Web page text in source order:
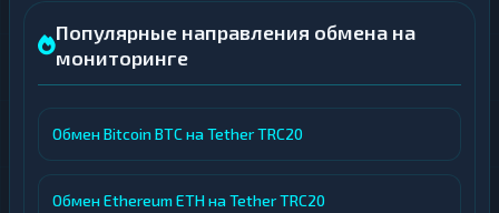
Популярные направления обмена на
мониторинге
Обмен Bitcoin BTC на Tether TRC20
Обмен Ethereum ETH на Tether TRC20